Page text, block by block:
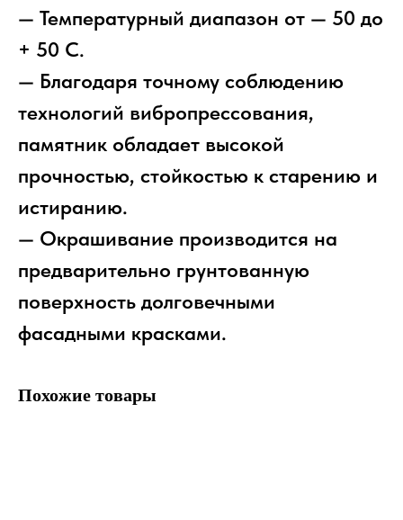
— Температурный диапазон от — 50 до
+ 50 С.
— Благодаря точному соблюдению
технологий вибропрессования,
памятник обладает высокой
прочностью, стойкостью к старению и
истиранию.
— Окрашивание производится на
предварительно грунтованную
поверхность долговечными
фасадными красками.
Похожие товары